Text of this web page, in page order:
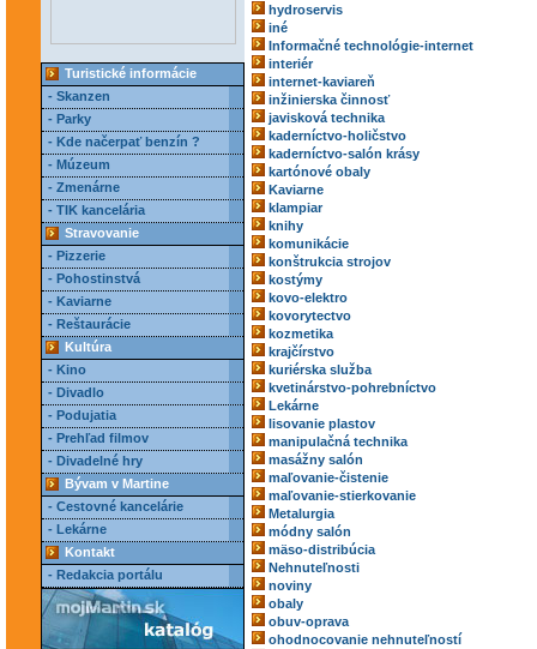
Turistické informácie
- Skanzen
- Parky
- Kde načerpať benzín ?
- Múzeum
- Zmenárne
- TIK kancelária
Stravovanie
- Pizzerie
- Pohostinstvá
- Kaviarne
- Reštaurácie
Kultúra
- Kino
- Divadlo
- Podujatia
- Prehľad filmov
- Divadelné hry
Bývam v Martine
- Cestovné kancelárie
- Lekárne
Kontakt
- Redakcia portálu
hydroservis
iné
Informačné technológie-internet
interiér
internet-kaviareň
inžinierska činnosť
javisková technika
kaderníctvo-holičstvo
kaderníctvo-salón krásy
kartónové obaly
Kaviarne
klampiar
knihy
komunikácie
konštrukcia strojov
kostýmy
kovo-elektro
kovorytectvo
kozmetika
krajčírstvo
kuriérska služba
kvetinárstvo-pohrebníctvo
Lekárne
lisovanie plastov
manipulačná technika
masážny salón
maľovanie-čistenie
maľovanie-stierkovanie
Metalurgia
módny salón
mäso-distribúcia
Nehnuteľnosti
noviny
obaly
obuv-oprava
ohodnocovanie nehnuteľností